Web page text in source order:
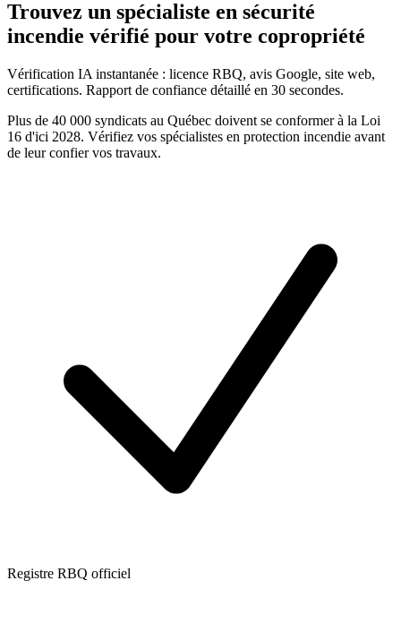
Trouvez un spécialiste en sécurité
incendie vérifié pour votre copropriété
Vérification IA instantanée : licence RBQ, avis Google, site web,
certifications. Rapport de confiance détaillé en 30 secondes.
Plus de 40 000 syndicats au Québec doivent se conformer à la Loi
16 d'ici 2028. Vérifiez vos spécialistes en protection incendie avant
de leur confier vos travaux.
Registre RBQ officiel